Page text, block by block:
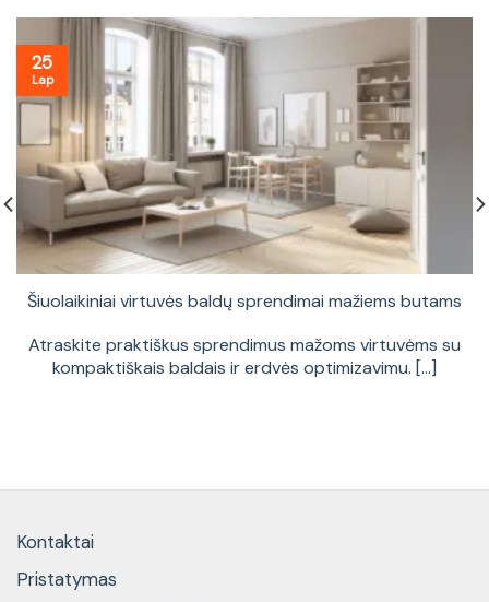
Šiuolaikiniai virtuvės baldų sprendimai mažiems butams
Atraskite praktiškus sprendimus mažoms virtuvėms su
kompaktiškais baldais ir erdvės optimizavimu. [...]
25
Lap
Kontaktai
Pristatymas